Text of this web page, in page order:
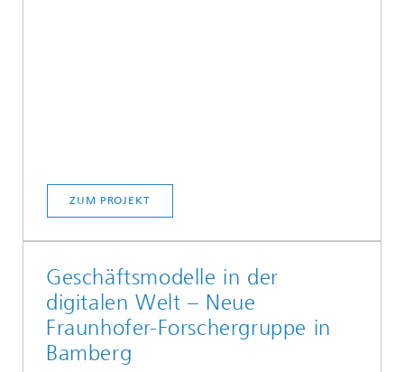
ZUM PROJEKT
Geschäftsmodelle in der
digitalen Welt – Neue
Fraunhofer-Forschergruppe in
Bamberg